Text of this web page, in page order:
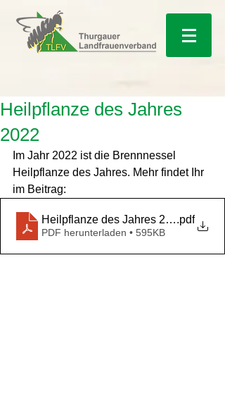
Heilpflanze des Jahres
2022
Im Jahr 2022 ist die Brennnessel
Heilpflanze des Jahres. Mehr findet Ihr
im Beitrag:
Heilpflanze des Jahres 2022.pdf
PDF herunterladen • 595KB